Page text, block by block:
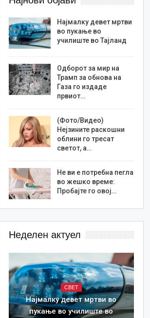
Најмалку девет мртви
во пукање во
училиште во Тајланд
Одборот за мир на
Трамп за обнова на
Газа го издаде
првиот…
(Фото/Видео)
Нејзините раскошни
облини го тресат
светот, а…
Не ви е потребна пегла
во жешко време:
Пробајте го овој…
Неделен актуел
СВЕТ
Најмалку девет мртви во
пукање во училиште во